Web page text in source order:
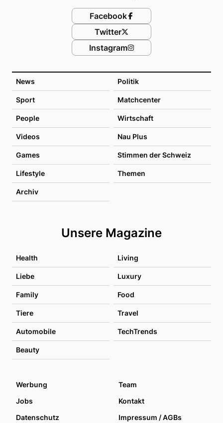
News Politik
Sport Matchcenter
People Wirtschaft
Videos Nau Plus
Games Stimmen der Schweiz
Lifestyle Themen
Archiv
Unsere Magazine
Health Living
Liebe Luxury
Family Food
Tiere Travel
Automobile TechTrends
Beauty
Facebook
Twitter
Instagram
Werbung
Team
Jobs
Kontakt
Datenschutz
Impressum / AGBs